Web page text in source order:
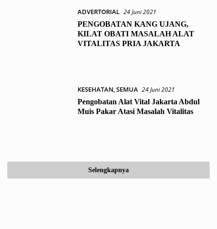
ADVERTORIAL 24 Juni 2021
PENGOBATAN KANG UJANG,
KILAT OBATI MASALAH ALAT
VITALITAS PRIA JAKARTA
KESEHATAN,SEMUA 24 Juni 2021
Pengobatan Alat Vital Jakarta Abdul
Muis Pakar Atasi Masalah Vitalitas
Selengkapnya